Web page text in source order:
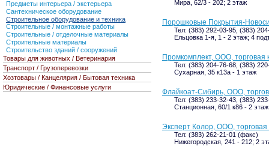
Мира, 62/3 - 202; 2 этаж
Порошковые Покрытия-
Тел: (383) 292-03-95, (383)
Ельцовка 1-я, 1 - 2 этаж; 4
Промкомплект, ООО, торговая
Тел: (383) 204-76-68, (383)
Сухарная, 35 к13а - 1 этаж
Флайкоат-Сибирь, ООО,
Тел: (383) 233-32-43, (383)
Станционная, 60/1 к86 - 2 этаж
Эксперт Колор, ООО,
Тел: (383) 262-21-01 (факс)
Нижегородская, 241 - 212; 2
Предметы интерьера / экстерьера
Сантехническое оборудование
Строительное оборудование и техника
Строительные / монтажные работы
Строительные / отделочные материалы
Строительные материалы
Строительство зданий / сооружений
Товары для животных / Ветеринария
Транспорт / Грузоперевозки
Хозтовары / Канцелярия / Бытовая техника
Юридические / Финансовые услуги